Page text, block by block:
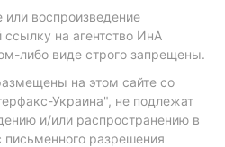
или воспроизведение
на агентство ИнА
либо виде строго запрещены.
на этом сайте со
Украина", не подлежат
и/или распространению в
разрешения